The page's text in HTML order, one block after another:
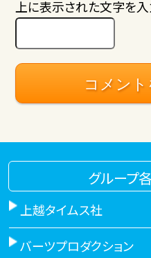
上に表示された文字を入
グループ
上越タイムス社
バーツプロダクション